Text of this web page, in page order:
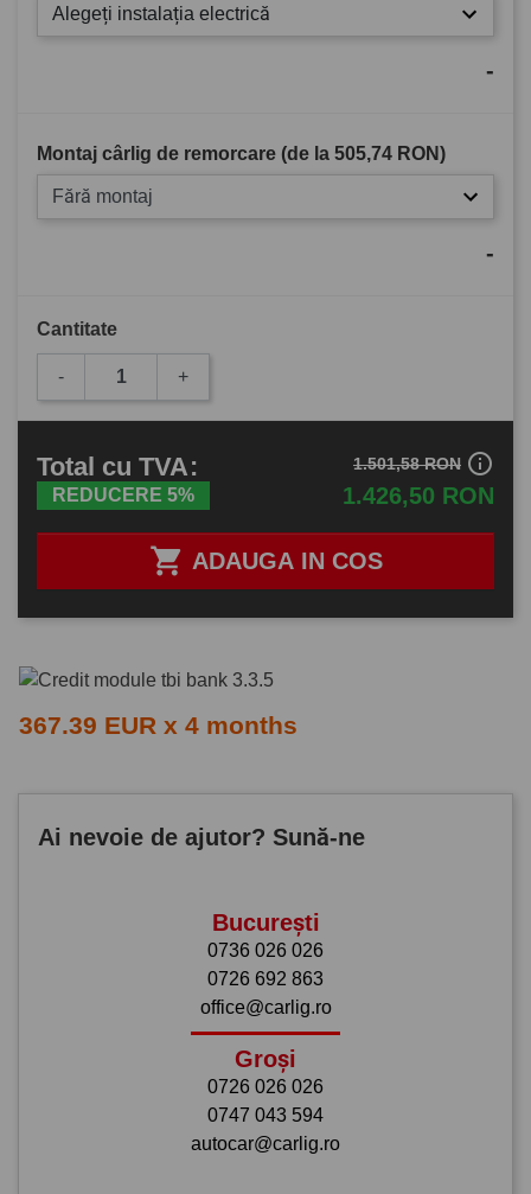
Alegeți instalația electrică
-
Montaj cârlig de remorcare (de la 505,74 RON)
Fără montaj
-
Cantitate
- +
 ADAUGA IN COS
Total cu TVA:
REDUCERE 5% 1.426,50 RON
1.501,58 RON info_outline
367.39 EUR x 4 months
Ai nevoie de ajutor? Sună-ne
București
0736 026 026
0726 692 863
office@carlig.ro
Groși
0726 026 026
0747 043 594
autocar@carlig.ro